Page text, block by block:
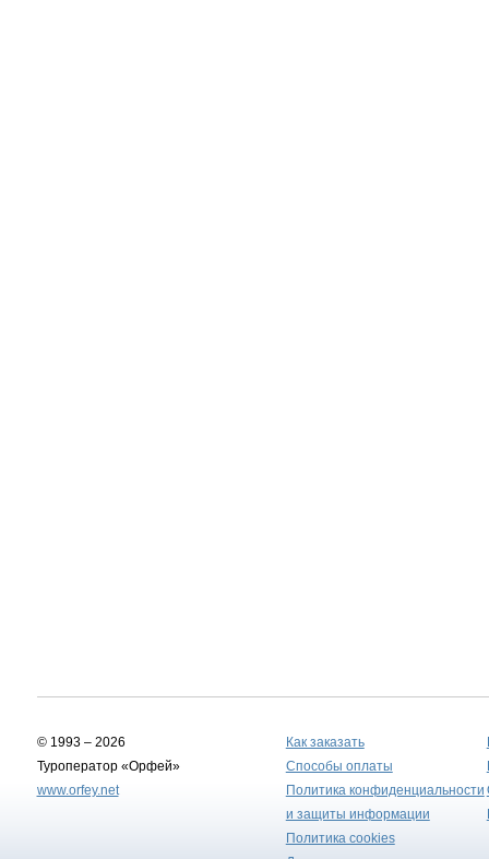
© 1993 – 2026
Туроператор «Орфей»
www.orfey.net
Как заказать
Способы оплаты
Политика конфиденциальности
и защиты информации
Политика cookies